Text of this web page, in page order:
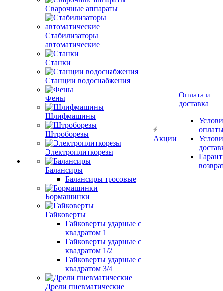
Сварочные аппараты
Стабилизаторы
автоматические
Станки
Станции водоснабжения
Фены
Шлифмашины
Штроборезы
Электроплиткорезы
Балансиры
Балансиры тросовые
Бормашинки
Гайковерты
Гайковерты ударные с
квадратом 1
Гайковерты ударные с
квадратом 1/2
Гайковерты ударные с
квадратом 3/4
Дрели пневматические
Акции
Оплата и
доставка
оплаты